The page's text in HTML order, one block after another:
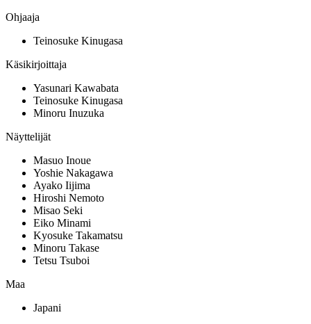
Ohjaaja
Teinosuke Kinugasa
Käsikirjoittaja
Yasunari Kawabata
Teinosuke Kinugasa
Minoru Inuzuka
Näyttelijät
Masuo Inoue
Yoshie Nakagawa
Ayako Iijima
Hiroshi Nemoto
Misao Seki
Eiko Minami
Kyosuke Takamatsu
Minoru Takase
Tetsu Tsuboi
Maa
Japani